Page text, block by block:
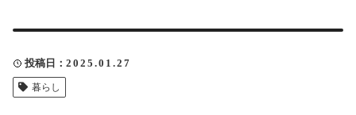
投稿日 2025.01.27
暮らし